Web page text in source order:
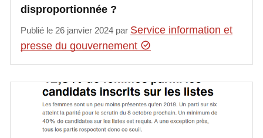
disproportionnée ?
Publié le 26 janvier 2024 par Service information et
presse du gouvernement